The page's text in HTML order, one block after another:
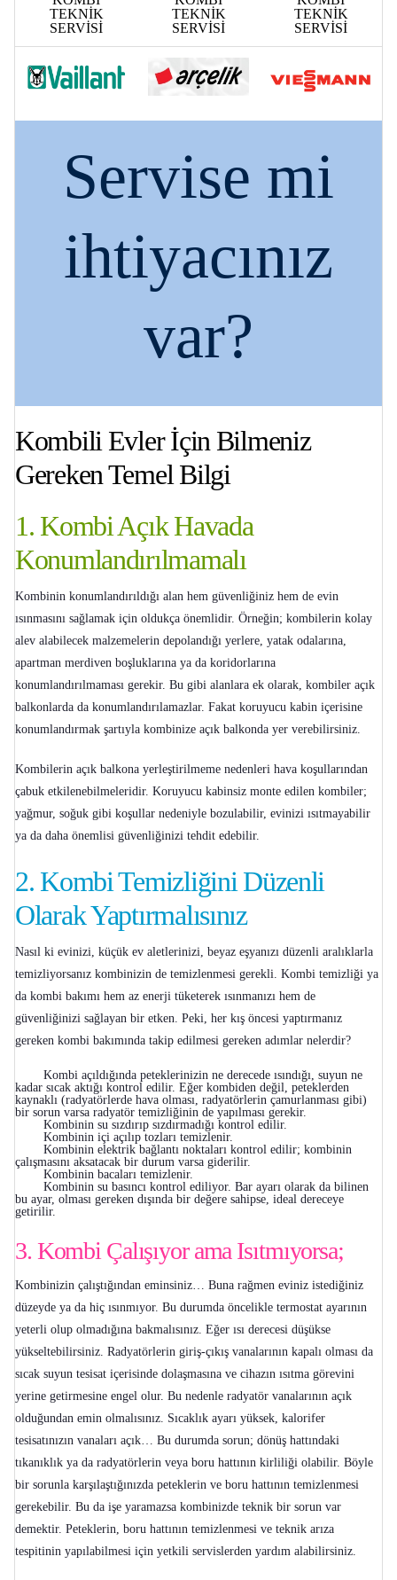
TEKNİK
SERVİSİ
TEKNİK
SERVİSİ
TEKNİK
SERVİSİ
Servise mi
ihtiyacınız
var?
Kombili Evler İçin Bilmeniz
Gereken Temel Bilgi
1. Kombi Açık Havada
Konumlandırılmamalı
Kombinin konumlandırıldığı alan hem güvenliğiniz hem de evin
ısınmasını sağlamak için oldukça önemlidir. Örneğin; kombilerin kolay
alev alabilecek malzemelerin depolandığı yerlere, yatak odalarına,
apartman merdiven boşluklarına ya da koridorlarına
konumlandırılmaması gerekir. Bu gibi alanlara ek olarak, kombiler açık
balkonlarda da konumlandırılamazlar. Fakat koruyucu kabin içerisine
konumlandırmak şartıyla kombinize açık balkonda yer verebilirsiniz.
Kombilerin açık balkona yerleştirilmeme nedenleri hava koşullarından
çabuk etkilenebilmeleridir. Koruyucu kabinsiz monte edilen kombiler;
yağmur, soğuk gibi koşullar nedeniyle bozulabilir, evinizi ısıtmayabilir
ya da daha önemlisi güvenliğinizi tehdit edebilir.
2. Kombi Temizliğini Düzenli
Olarak Yaptırmalısınız
Nasıl ki evinizi, küçük ev aletlerinizi, beyaz eşyanızı düzenli aralıklarla
temizliyorsanız kombinizin de temizlenmesi gerekli. Kombi temizliği ya
da kombi bakımı hem az enerji tüketerek ısınmanızı hem de
güvenliğinizi sağlayan bir etken. Peki, her kış öncesi yaptırmanız
gereken kombi bakımında takip edilmesi gereken adımlar nelerdir?
Kombi açıldığında peteklerinizin ne derecede ısındığı, suyun ne
kadar sıcak aktığı kontrol edilir. Eğer kombiden değil, peteklerden
kaynaklı (radyatörlerde hava olması, radyatörlerin çamurlanması gibi)
bir sorun varsa radyatör temizliğinin de yapılması gerekir.
Kombinin su sızdırıp sızdırmadığı kontrol edilir.
Kombinin içi açılıp tozları temizlenir.
Kombinin elektrik bağlantı noktaları kontrol edilir; kombinin
çalışmasını aksatacak bir durum varsa giderilir.
Kombinin bacaları temizlenir.
Kombinin su basıncı kontrol ediliyor. Bar ayarı olarak da bilinen
bu ayar, olması gereken dışında bir değere sahipse, ideal dereceye
getirilir.
3. Kombi Çalışıyor ama Isıtmıyorsa;
Kombinizin çalıştığından eminsiniz… Buna rağmen eviniz istediğiniz
düzeyde ya da hiç ısınmıyor. Bu durumda öncelikle termostat ayarının
yeterli olup olmadığına bakmalısınız. Eğer ısı derecesi düşükse
yükseltebilirsiniz. Radyatörlerin giriş-çıkış vanalarının kapalı olması da
sıcak suyun tesisat içerisinde dolaşmasına ve cihazın ısıtma görevini
yerine getirmesine engel olur. Bu nedenle radyatör vanalarının açık
olduğundan emin olmalısınız. Sıcaklık ayarı yüksek, kalorifer
tesisatınızın vanaları açık… Bu durumda sorun; dönüş hattındaki
tıkanıklık ya da radyatörlerin veya boru hattının kirliliği olabilir. Böyle
bir sorunla karşılaştığınızda peteklerin ve boru hattının temizlenmesi
gerekebilir. Bu da işe yaramazsa kombinizde teknik bir sorun var
demektir. Peteklerin, boru hattının temizlenmesi ve teknik arıza
tespitinin yapılabilmesi için yetkili servislerden yardım alabilirsiniz.